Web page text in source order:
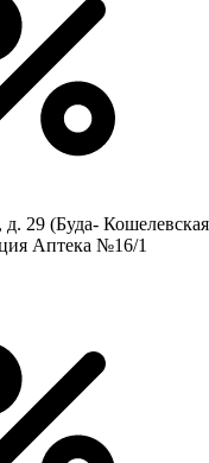
д. 29 (Буда-
Аптека №16/1